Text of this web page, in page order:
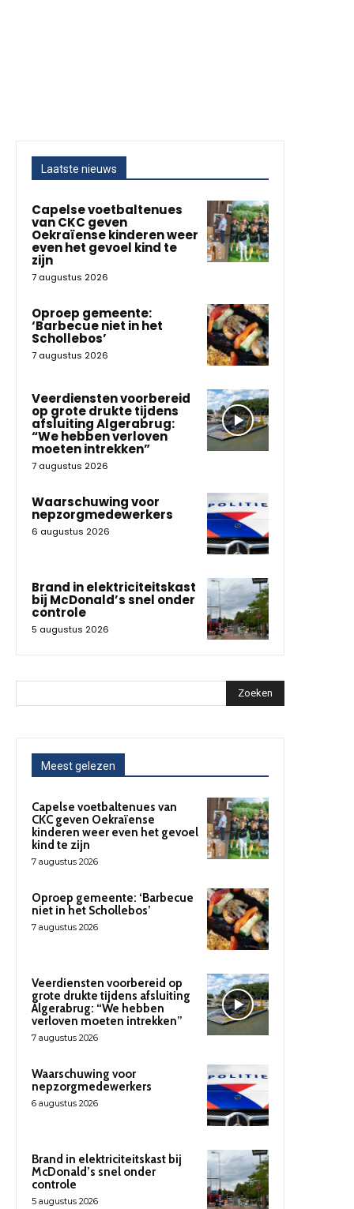
Laatste nieuws
Capelse voetbaltenues
van CKC geven
Oekraïense kinderen weer
even het gevoel kind te
zijn
7 augustus 2026
Oproep gemeente:
‘Barbecue niet in het
Schollebos’
7 augustus 2026
Veerdiensten voorbereid
op grote drukte tijdens
afsluiting Algerabrug:
“We hebben verloven
moeten intrekken”
7 augustus 2026
Waarschuwing voor
nepzorgmedewerkers
6 augustus 2026
Brand in elektriciteitskast
bij McDonald’s snel onder
controle
5 augustus 2026
Zoeken
Meest gelezen
Capelse voetbaltenues van
CKC geven Oekraïense
kinderen weer even het gevoel
kind te zijn
7 augustus 2026
Oproep gemeente: ‘Barbecue
niet in het Schollebos’
7 augustus 2026
Veerdiensten voorbereid op
grote drukte tijdens afsluiting
Algerabrug: “We hebben
verloven moeten intrekken”
7 augustus 2026
Waarschuwing voor
nepzorgmedewerkers
6 augustus 2026
Brand in elektriciteitskast bij
McDonald’s snel onder
controle
5 augustus 2026